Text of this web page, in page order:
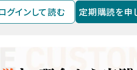
グインして読む 定期購読を申